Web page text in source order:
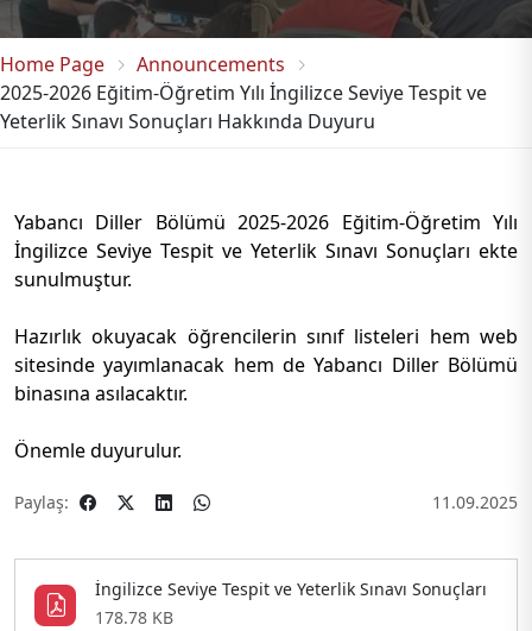
Home Page
Announcements
2025-2026 Eğitim-Öğretim Yılı İngilizce Seviye Tespit ve
Yeterlik Sınavı Sonuçları Hakkında Duyuru
Yabancı Diller Bölümü 2025-2026 Eğitim-Öğretim Yılı
İngilizce Seviye Tespit ve Yeterlik Sınavı Sonuçları ekte
sunulmuştur.
Hazırlık okuyacak öğrencilerin sınıf listeleri hem web
sitesinde yayımlanacak hem de Yabancı Diller Bölümü
binasına asılacaktır.
Önemle duyurulur.
Paylaş: 11.09.2025
İngilizce Seviye Tespit ve Yeterlik Sınavı Sonuçları
178.78 KB